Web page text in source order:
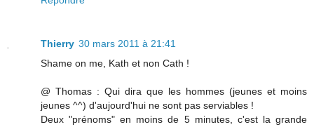
Thierry 30 mars 2011 à 21:41
Shame on me, Kath et non Cath !
@ Thomas : Qui dira que les hommes (jeunes et moins
jeunes ^^) d'aujourd'hui ne sont pas serviables !
Deux "prénoms" en moins de 5 minutes, c'est la grande